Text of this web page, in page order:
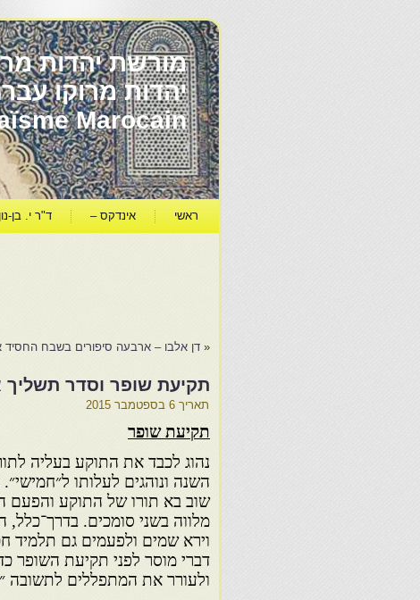
מורשת יהדות
Marocain
ראשי אינדקס – ד"ר י. בן-נון
« דן אלבו – ארבעה סיפורים בשבח
תקיעת שופר וסדר תשליך
תאריך 6 בספטמבר 2015
תקיעת שופר
נהוג לכבד את התוקע בעליה
השנה ונוהגים לעלותו
שוב בא תורו של התוקע והפעם
מלווה בשני סומכים. בדרך־כלל,
וירא שמים ולפעמים גם תלמיד
דברי מוסר לפני תקיעת השופר
ולעורר את המתפללים לתשובה